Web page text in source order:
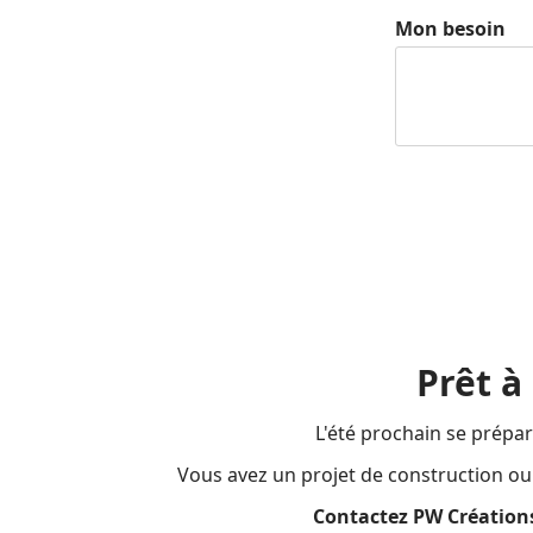
Mon besoin
Prêt
L'été prochain se
Vous avez un projet de construction
Contactez PW